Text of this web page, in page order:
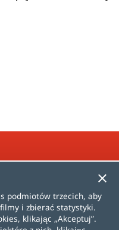
podmiotów trzecich, aby
i zbierać statystyki.
klikając „Akceptuj”.